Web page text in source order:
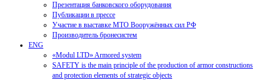
Презентация банковского оборудования
Публикации в прессе
Участие в выставке МТО Вооружённых сил РФ
Производитель бронесистем
ENG
«Modul LTD» Armored system
SAFETY is the main principle of the production of armor constructions
and protection elements of strategic objects